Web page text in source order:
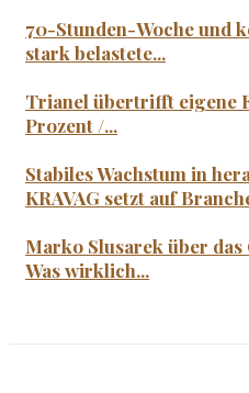
70-Stunden-Woche und
stark belastete...
Trianel übertrifft eigene
Prozent /...
Stabiles Wachstum in
KRAVAG setzt auf
Marko Slusarek über
Was wirklich...